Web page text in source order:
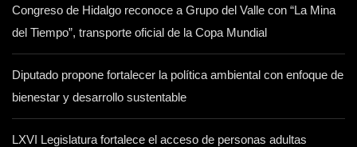
Congreso de Hidalgo reconoce a Grupo del Valle con “La Mina
del Tiempo”, transporte oficial de la Copa Mundial
Diputado propone fortalecer la política ambiental con enfoque de
bienestar y desarrollo sustentable
LXVI Legislatura fortalece el acceso de personas adultas